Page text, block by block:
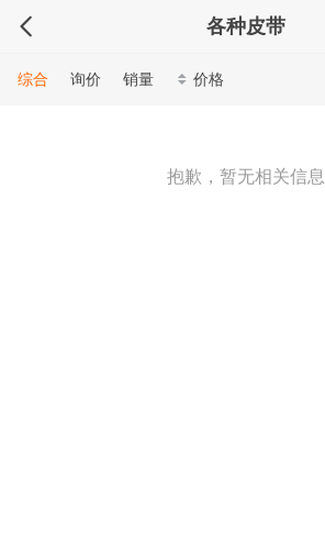
各种皮带
综合 询价 销量 价格
抱歉，暂无相关信息